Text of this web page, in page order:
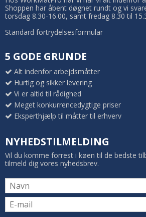
Shoppen har åbent døgnet rundt og vi
torsdag 8.30-16.00, samt fredag 8.30 til
Standard fortrydelsesformular
5 GODE GRUNDE
Alt indenfor arbejdsmåtter
Hurtig og sikker levering
Vi er altid til rådighed
Meget konkurrencedygtige priser
Eksperthjælp til måtter til erhverv
NYHEDSTILMELDING
Vil du komme forrest i køen til de bedste
tilmeld dig vores nyhedsbrev.